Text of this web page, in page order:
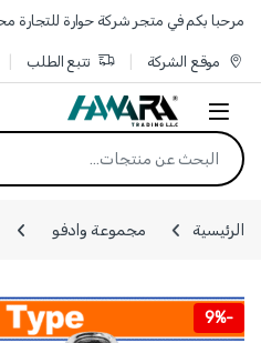
Skip to navigation
Skip to content
مرحبا بكم في متجر شركة حوارة للتجارة
موقع الشركة تتبع الطلب
البحث عن:
الرئيسية مجموعة وادفو
-
9%